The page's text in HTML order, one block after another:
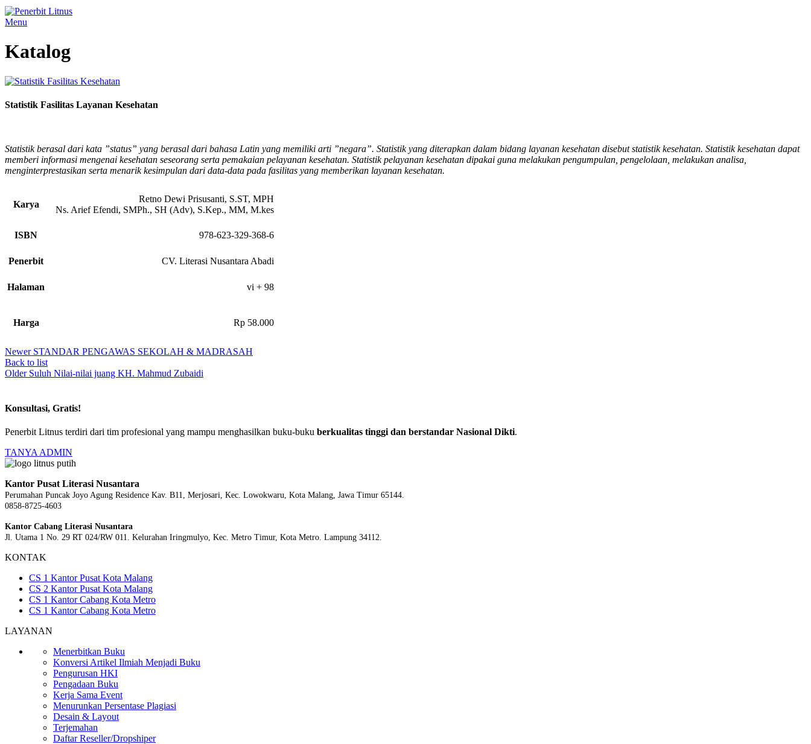
Menu
Katalog
Statistik Fasilitas Layanan Kesehatan
Statistik berasal dari kata ”status” yang berasal dari bahasa Latin yang memiliki arti ”negara”. Statistik yang diterapkan dalam bidang layanan kesehatan disebut statistik kesehatan. Statistik kesehatan dapat
memberi informasi mengenai kesehatan seseorang serta pemakaian pelayanan kesehatan. Statistik pelayanan kesehatan dipakai guna melakukan pengumpulan, pengelolaan, melakukan analisa,
menginterprestasikan serta menarik kesimpulan dari data-data pada fasilitas yang memberikan layanan kesehatan.
Karya
Retno Dewi Prisusanti, S.ST, MPH
Ns. Arief Efendi, SMPh., SH (Adv), S.Kep., MM, M.kes
ISBN 978-623-329-368-6
Penerbit CV. Literasi Nusantara Abadi
Halaman vi + 98
Harga Rp 58.000
Newer STANDAR PENGAWAS SEKOLAH & MADRASAH
Back to list
Older Suluh Nilai-nilai juang KH. Mahmud Zubaidi
Konsultasi, Gratis!
Penerbit Litnus terdiri dari tim profesional yang mampu menghasilkan buku-buku berkualitas tinggi dan berstandar Nasional Dikti.
TANYA ADMIN
Kantor Pusat Literasi Nusantara
Perumahan Puncak Joyo Agung Residence Kav. B11, Merjosari, Kec. Lowokwaru, Kota Malang, Jawa Timur 65144.
0858-8725-4603
Kantor Cabang Literasi Nusantara
Jl. Utama 1 No. 29 RT 024/RW 011. Kelurahan Iringmulyo, Kec. Metro Timur, Kota Metro. Lampung 34112.
KONTAK
CS 1 Kantor Pusat Kota Malang
CS 2 Kantor Pusat Kota Malang
CS 1 Kantor Cabang Kota Metro
CS 1 Kantor Cabang Kota Metro
LAYANAN
Menerbitkan Buku
Konversi Artikel Ilmiah Menjadi Buku
Pengurusan HKI
Pengadaan Buku
Kerja Sama Event
Menurunkan Persentase Plagiasi
Desain & Layout
Terjemahan
Daftar Reseller/Dropshiper